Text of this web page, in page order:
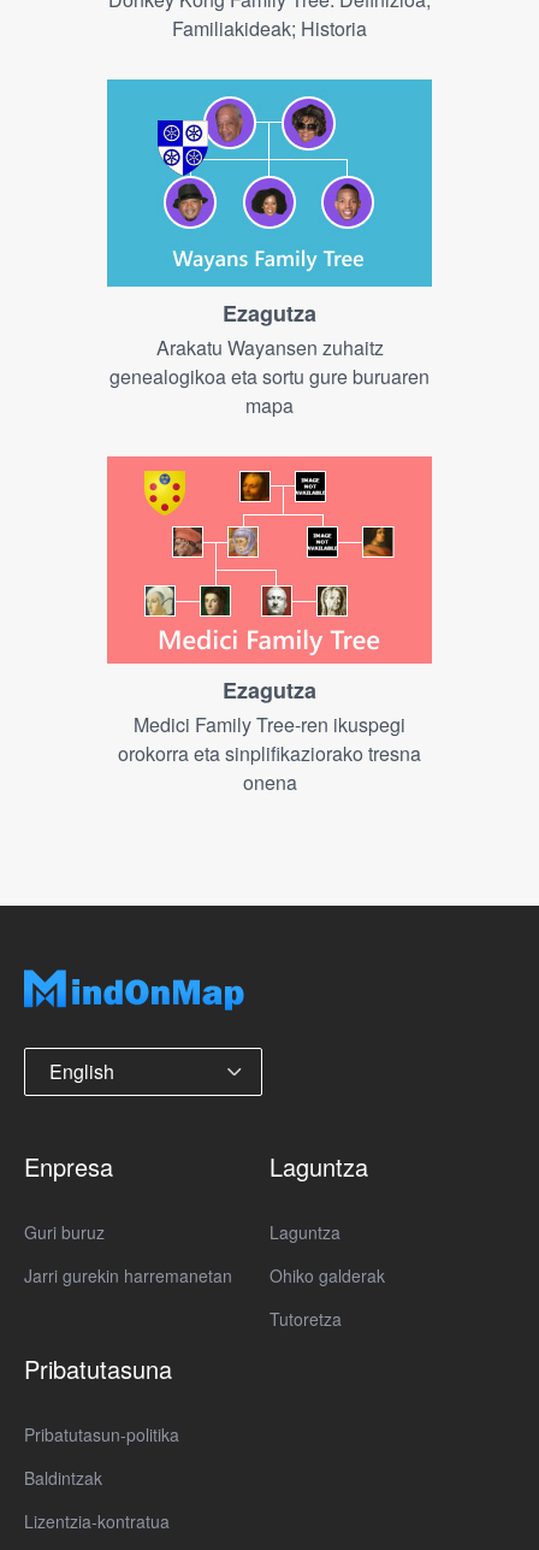
Familiakideak; Historia
Ezagutza
Arakatu Wayansen zuhaitz
genealogikoa eta sortu gure buruaren
mapa
Ezagutza
Medici Family Tree-ren ikuspegi
orokorra eta sinplifikaziorako tresna
onena
English
Enpresa
Guri buruz
Jarri gurekin harremanetan
Laguntza
Laguntza
Ohiko galderak
Tutoretza
Pribatutasuna
Pribatutasun-politika
Baldintzak
Lizentzia-kontratua